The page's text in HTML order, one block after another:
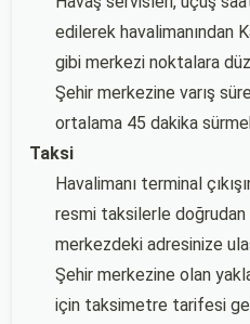
edilerek havalimanından
gibi merkezi noktalara
Şehir merkezine varış
ortalama 45 dakika
Taksi
Havalimanı terminal
resmi taksilerle
merkezdeki adresinize
Şehir merkezine olan
için taksimetre tarifesi